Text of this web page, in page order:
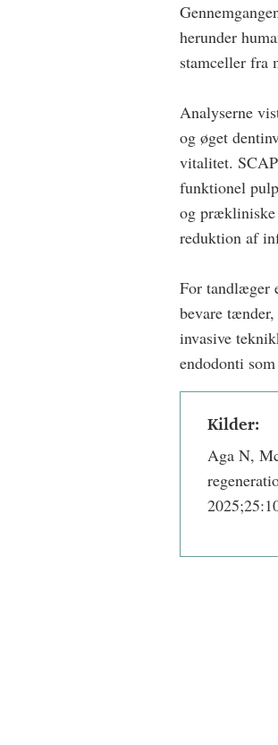
herunder
stamceller fra
Analyserne
og øget
vitalitet.
funktionel
og prækliniske
reduktion af
For tandlæger
bevare
invasive
endodonti
Kilder:
Aga N,